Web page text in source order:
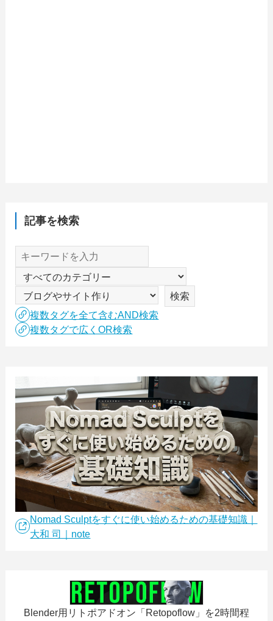
記事を検索
複数タグを全て含むAND検索
複数タグで広くOR検索
Nomad Sculptをすぐに使い始めるための基礎知識｜
大和 司｜note
Blender用リトポアドオン「Retopoflow」を2時間程